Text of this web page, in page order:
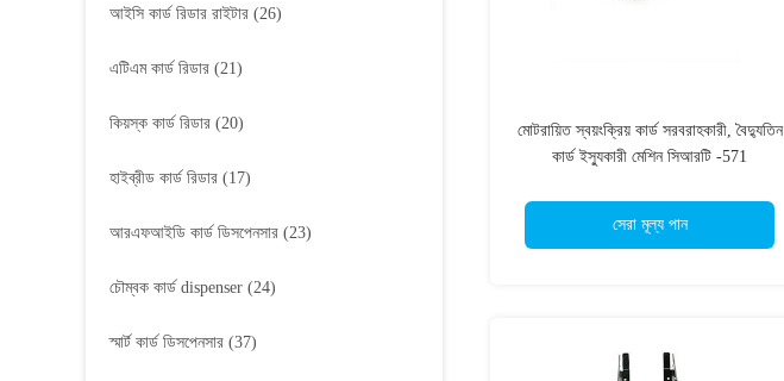
আইসি কার্ড রিডার রাইটার (26)
এটিএম কার্ড রিডার (21)
কিয়স্ক কার্ড রিডার (20)
হাইব্রীড কার্ড রিডার (17)
আরএফআইডি কার্ড ডিসপেনসার (23)
চৌম্বক কার্ড dispenser (24)
স্মার্ট কার্ড ডিসপেনসার (37)
মোটরায়িত স্বয়ংক্রিয় কার্ড সরবরাহকারী, বৈদ্যুতিন
কার্ড ইস্যুকারী মেশিন সিআরটি -571
সেরা মূল্য পান